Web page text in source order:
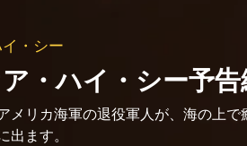
・シー
・ハイ・シー予
メリカ海軍の退役軍人が、海の上で
ます。